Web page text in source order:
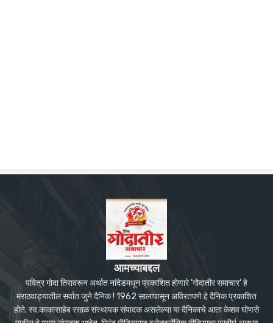
आमच्याबद्दल
पवित्र गोदा तिरावरून अर्थात नांदेडमधून प्रकाशित होणारे 'गोदातीर समाचार' हे
मराठवाड्यातील सर्वात जुने दैनिक ! 1962 सालापासून अविरतपणे हे दैनिक प्रकाशित
होते. स्व.काकासाहेब रसाळ संस्थापक संपादक असलेल्या या दैनिकाचे आता केशव घोणसे